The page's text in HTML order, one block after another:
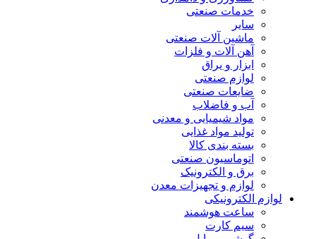
خدمات صنعتی
سایر
ماشین آلات صنعتی
آهن آلات و فلزات
ابزار و یراق
لوازم صنعتی
ضایعات صنعتی
آب و فاضلاب
مواد شیمیایی و معدنی
تولید مواد غذایی
بسته بندی کالا
اتوماسیون صنعتی
برق و الکترونیک
لوازم و تجهیزات معدن
لوازم الکترونیکی
ساعت هوشمند
سیم کارت